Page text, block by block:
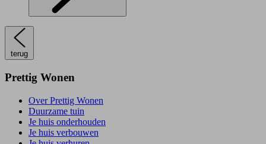
terug
Prettig Wonen
Over Prettig Wonen
Duurzame tuin
Je huis onderhouden
Je huis verbouwen